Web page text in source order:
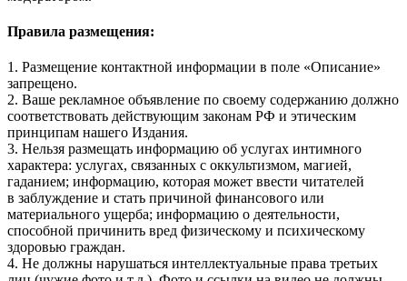
Правила размещения:
1. Размещение контактной информации в поле «Описание»
запрещено.
2. Ваше рекламное объявление по своему содержанию должно
соответствовать действующим законам РФ и этическим
принципам нашего Издания.
3. Нельзя размещать информацию об услугах интимного
характера: услугах, связанных с оккультизмом, магией,
гаданием; информацию, которая может ввести читателей
в заблуждение и стать причиной финансового или
материального ущерба; информацию о деятельности,
способной причинить вред физическому и психическому
здоровью граждан.
4. Не должны нарушаться интеллектуальные права третьих